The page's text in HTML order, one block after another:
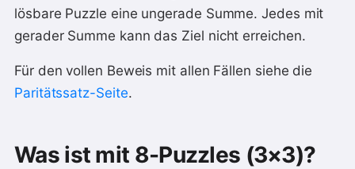
lösbare Puzzle eine ungerade Summe. Jedes mit
gerader Summe kann das Ziel nicht erreichen.
Für den vollen Beweis mit allen Fällen siehe die
Paritätssatz-Seite.
Was ist mit 8-Puzzles (3×3)?